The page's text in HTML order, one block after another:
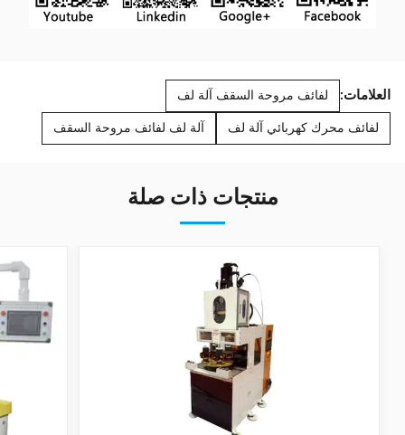
العلامات: لفائف مروحة السقف آلة لف
لفائف محرك كهربائي آلة لف آلة لف لفائف مروحة السقف
منتجات ذات صلة